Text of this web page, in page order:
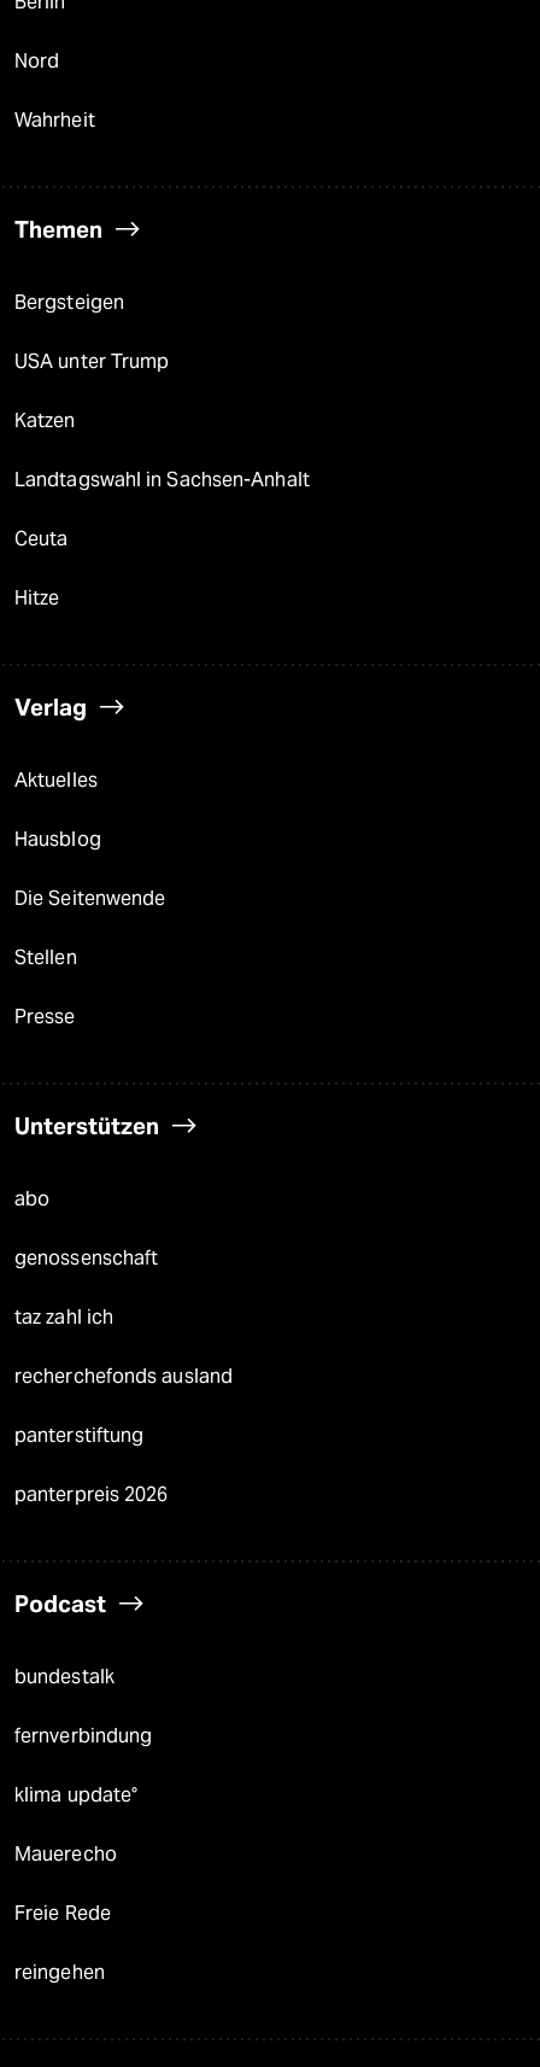
Nord
Wahrheit
Themen
Bergsteigen
USA unter Trump
Katzen
Landtagswahl in Sachsen-Anhalt
Ceuta
Hitze
Verlag
Aktuelles
Hausblog
Die Seitenwende
Stellen
Presse
Unterstützen
abo
genossenschaft
taz zahl ich
recherchefonds ausland
panterstiftung
panterpreis 2026
Podcast
bundestalk
fernverbindung
klima update°
Mauerecho
Freie Rede
reingehen